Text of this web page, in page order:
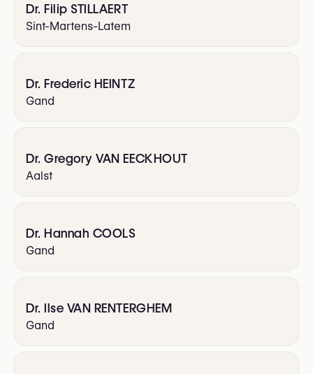
Dr. Filip STILLAERT
Sint-Martens-Latem
Dr. Frederic HEINTZ
Gand
Dr. Gregory VAN EECKHOUT
Aalst
Dr. Hannah COOLS
Gand
Dr. Ilse VAN RENTERGHEM
Gand